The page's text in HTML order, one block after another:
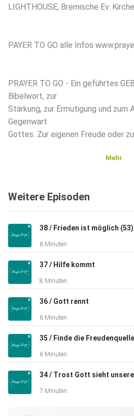
LIGHTHOUSE, Bremische Ev.
PAYER TO GO alle Infos
PRAYER TO GO - Ein geführtes
Bibelwort, zur
Stärkung, zur Ermutigung und zum
Gegenwart
Gottes. Zur eigenen Freude oder
Gott
über unser Leben zu sprechen, zu
über jedes
Thema. Gebet ist eine der
wie wir
können.
PRAYER TO GO ist eine
der Liebe
und Gnade und gibt Ihnen die
Mehr
Weitere Episoden
38 / Frieden ist möglich (53)
6 Minuten
37 / Hilfe kommt
8 Minuten
36 / Gott rennt
6 Minuten
35 / Finde die Freudenquelle
6 Minuten
34 / Trost Gott sieht
7 Minuten